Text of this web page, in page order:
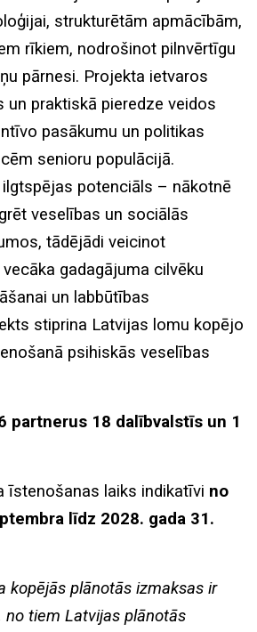
strukturētām apmācībām,
rīkiem, nodrošinot pilnvērtīgu
pārnesi. Projekta ietvaros
un praktiskā pieredze veidos
pasākumu un politikas
senioru populācijā.
potenciāls – nākotnē
veselības un sociālās
tādējādi veicinot
gadagājuma cilvēku
un labbūtības
stiprina Latvijas lomu kopējo
psihiskās veselības
partnerus 18 dalībvalstīs un 1
īstenošanas laiks indikatīvi no
līdz 2028. gada 31.
kopējās plānotās izmaksas ir
no tiem Latvijas plānotās